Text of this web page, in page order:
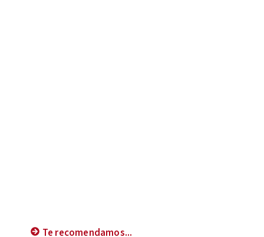
Te recomendamos...